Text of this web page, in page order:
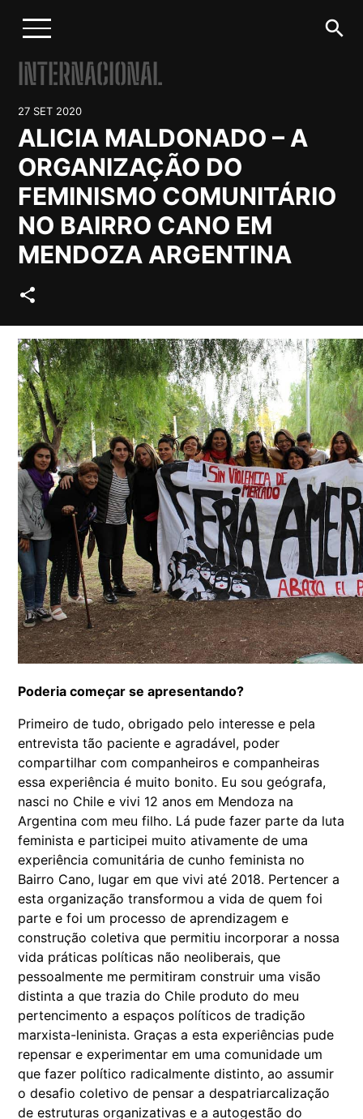
search
INTERNACIONAL
27 SET 2020
ALICIA MALDONADO – A
ORGANIZAÇÃO DO
FEMINISMO COMUNITÁRIO
NO BAIRRO CANO EM
MENDOZA ARGENTINA
share
Poderia começar se apresentando?
Primeiro de tudo, obrigado pelo interesse e pela
entrevista tão paciente e agradável, poder
compartilhar com companheiros e companheiras
essa experiência é muito bonito. Eu sou geógrafa,
nasci no Chile e vivi 12 anos em Mendoza na
Argentina com meu filho. Lá pude fazer parte da luta
feminista e participei muito ativamente de uma
experiência comunitária de cunho feminista no
Bairro Cano, lugar em que vivi até 2018. Pertencer a
esta organização transformou a vida de quem foi
parte e foi um processo de aprendizagem e
construção coletiva que permitiu incorporar a nossa
vida práticas políticas não neoliberais, que
pessoalmente me permitiram construir uma visão
distinta a que trazia do Chile produto do meu
pertencimento a espaços políticos de tradição
marxista-leninista. Graças a esta experiências pude
repensar e experimentar em uma comunidade um
que fazer político radicalmente distinto, ao assumir
o desafio coletivo de pensar a despatriarcalização
de estruturas organizativas e a autogestão do